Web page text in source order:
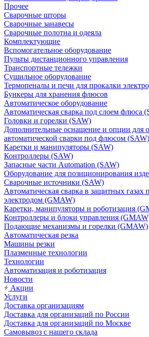
Прочее
Сварочные шторы
Сварочные занавесы
Сварочные полотна и одеяла
Комплектующие
Вспомогательное оборудование
Пульты дистанционного управления
Транспортные тележки
Сушильное оборудование
Термопеналы и печи для прокалки
Бункеры для хранения флюсов
Автоматическое оборудование
Автоматическая сварка под слоем флюса
Головки и горелки (SAW)
Дополнительные оснащение и опции для
автоматической сварки под флюсом (SAW)
Каретки и манипуляторы (SAW)
Контроллеры (SAW)
Запасные части Automation (SAW)
Оборудование для позиционирования
Сварочные источники (SAW)
Автоматическая сварка в защитных газах
электродом (GMAW)
Каретки, манипуляторы и роботизация
Контроллеры и блоки управления
Подающие механизмы и горелки (GMAW)
Автоматическая резка
Машины резки
Плазменные технологии
Технологии
Автоматизация и роботизация
Новости
Акции
Услуги
Доставка организациям
Доставка для организаций по России
Доставка для организаций по Москве
Самовывоз с нашего склада